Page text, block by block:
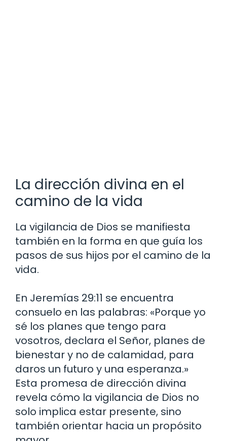
La dirección divina en el
camino de la vida
La vigilancia de Dios se manifiesta
también en la forma en que guía los
pasos de sus hijos por el camino de la
vida.
En Jeremías 29:11 se encuentra
consuelo en las palabras: «Porque yo
sé los planes que tengo para
vosotros, declara el Señor, planes de
bienestar y no de calamidad, para
daros un futuro y una esperanza.»
Esta promesa de dirección divina
revela cómo la vigilancia de Dios no
solo implica estar presente, sino
también orientar hacia un propósito